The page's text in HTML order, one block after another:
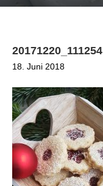
20171220_111254
18. Juni 2018